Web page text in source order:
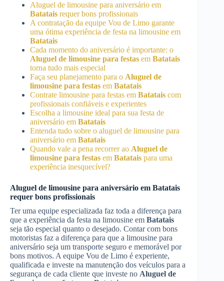
Aluguel de limousine para aniversário em
Batatais requer bons profissionais
A contratação da equipe Vou de Limo garante
uma ótima experiência de festa na limousine em
Batatais
Cada momento do aniversário é importante: o
Aluguel de limousine para festas em Batatais
torna tudo mais especial
Faça seu planejamento para o Aluguel de
limousine para festas em Batatais
Contrate limousine para festas em Batatais com
profissionais confiáveis e experientes
Escolha a limousine ideal para sua festa de
aniversário em Batatais
Entenda tudo sobre o aluguel de limousine para
aniversário em Batatais
Quando vale a pena recorrer ao Aluguel de
limousine para festas em Batatais para uma
experiência inesquecível?
Aluguel de limousine para aniversário em Batatais
requer bons profissionais
Ter uma equipe especializada faz toda a diferença para
que a experiência da festa na limousine em Batatais
seja tão especial quanto o desejado. Contar com bons
motoristas faz a diferença para que a limousine para
aniversário seja um transporte seguro e memorável por
bons motivos. A equipe Vou de Limo é experiente,
qualificada e investe na manutenção dos veículos para a
segurança de cada cliente que investe no Aluguel de